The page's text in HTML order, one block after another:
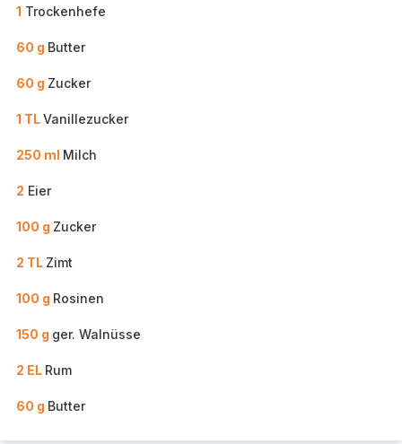
1 Trockenhefe
60 g Butter
60 g Zucker
1 TLVanillezucker
250 ml Milch
2 Eier
100 g Zucker
2 TL Zimt
100 g Rosinen
150 g ger. Walnüsse
2 EL Rum
60 g Butter